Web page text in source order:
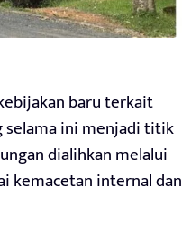
baru terkait
selama ini menjadi titik
dialihkan melalui
kemacetan internal dan